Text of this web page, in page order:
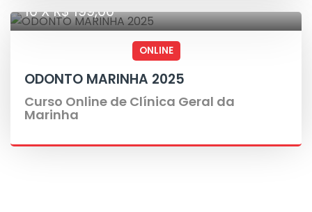
10 X R$ 199,00
ONLINE
ODONTO MARINHA 2025
Curso Online de Clínica Geral da
Marinha